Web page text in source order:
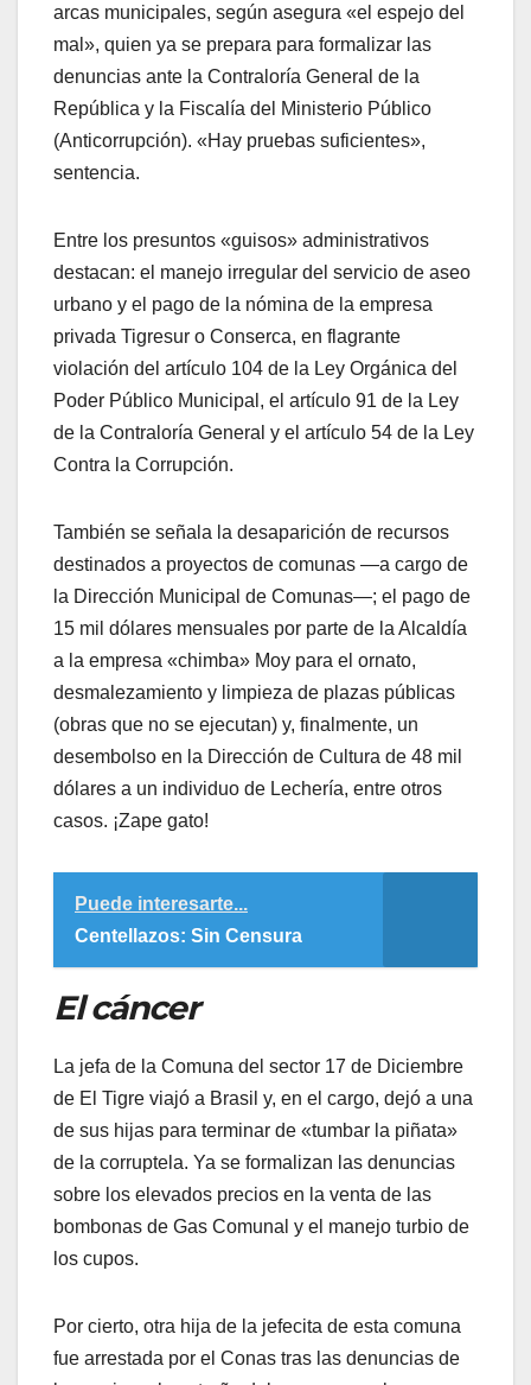
arcas municipales, según asegura «el espejo del
mal», quien ya se prepara para formalizar las
denuncias ante la Contraloría General de la
República y la Fiscalía del Ministerio Público
(Anticorrupción). «Hay pruebas suficientes»,
sentencia.
​Entre los presuntos «guisos» administrativos
destacan: el manejo irregular del servicio de aseo
urbano y el pago de la nómina de la empresa
privada Tigresur o Conserca, en flagrante
violación del artículo 104 de la Ley Orgánica del
Poder Público Municipal, el artículo 91 de la Ley
de la Contraloría General y el artículo 54 de la Ley
Contra la Corrupción.
​También se señala la desaparición de recursos
destinados a proyectos de comunas —a cargo de
la Dirección Municipal de Comunas—; el pago de
15 mil dólares mensuales por parte de la Alcaldía
a la empresa «chimba» Moy para el ornato,
desmalezamiento y limpieza de plazas públicas
(obras que no se ejecutan) y, finalmente, un
desembolso en la Dirección de Cultura de 48 mil
dólares a un individuo de Lechería, entre otros
casos. ¡Zape gato!
Puede interesarte...
Centellazos: Sin Censura
El cáncer
​La jefa de la Comuna del sector 17 de Diciembre
de El Tigre viajó a Brasil y, en el cargo, dejó a una
de sus hijas para terminar de «tumbar la piñata»
de la corruptela. Ya se formalizan las denuncias
sobre los elevados precios en la venta de las
bombonas de Gas Comunal y el manejo turbio de
los cupos.
​Por cierto, otra hija de la jefecita de esta comuna
fue arrestada por el Conas tras las denuncias de